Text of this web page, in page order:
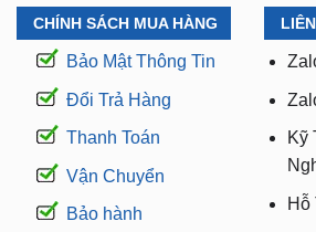
CHÍNH SÁCH MUA HÀNG
Bảo Mật Thông Tin
Đổi Trả Hàng
Thanh Toán
Vận Chuyển
Bảo hành
Kỹ
Hỗ